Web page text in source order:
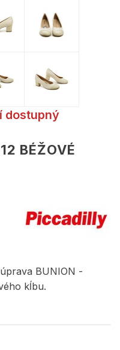
dostupný
BÉŽOVÉ
BUNION -
kĺbu.